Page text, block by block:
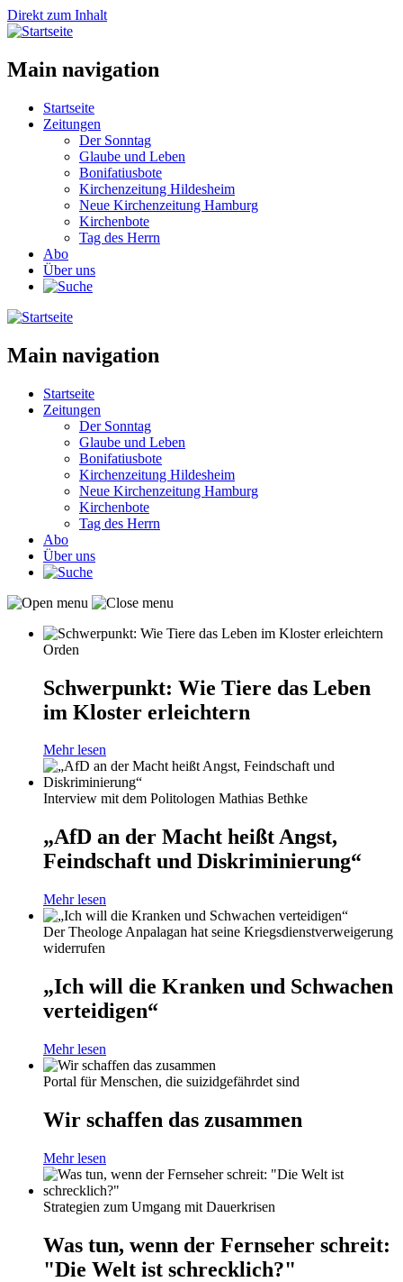
Direkt zum Inhalt
Main navigation
Startseite
Zeitungen
Der Sonntag
Glaube und Leben
Bonifatiusbote
Kirchenzeitung Hildesheim
Neue Kirchenzeitung Hamburg
Kirchenbote
Tag des Herrn
Abo
Über uns
Main navigation
Startseite
Zeitungen
Der Sonntag
Glaube und Leben
Bonifatiusbote
Kirchenzeitung Hildesheim
Neue Kirchenzeitung Hamburg
Kirchenbote
Tag des Herrn
Abo
Über uns
Orden
Schwerpunkt: Wie Tiere das Leben
im Kloster erleichtern
Mehr lesen
Interview mit dem Politologen Mathias Bethke
„AfD an der Macht heißt Angst,
Feindschaft und Diskriminierung“
Mehr lesen
Der Theologe Anpalagan hat seine Kriegsdienstverweigerung
widerrufen
„Ich will die Kranken und Schwachen
verteidigen“
Mehr lesen
Portal für Menschen, die suizidgefährdet sind
Wir schaffen das zusammen
Mehr lesen
Strategien zum Umgang mit Dauerkrisen
Was tun, wenn der Fernseher schreit:
"Die Welt ist schrecklich?"